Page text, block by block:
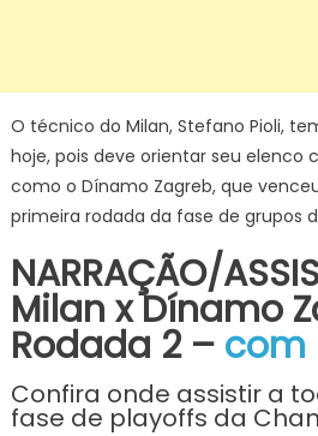
O técnico do Milan, Stefano Pioli,
hoje, pois deve orientar seu elenco
como o Dínamo Zagreb, que
primeira rodada da fase de grupos
NARRAÇÃO/
Milan x Dínamo
Rodada 2 – com
Confira onde assistir a
fase de playoffs da